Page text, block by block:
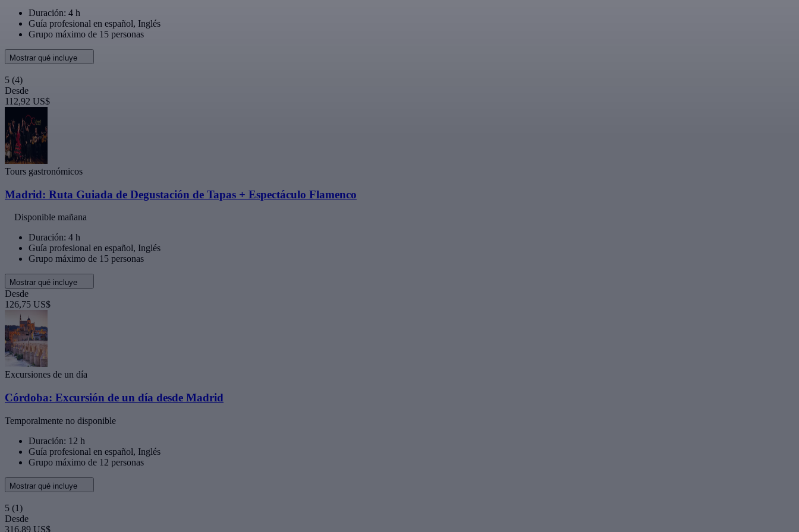
Duración: 4 h
Guía profesional en español, Inglés
Grupo máximo de 15 personas
Mostrar qué incluye
5 (4)
Desde
112,92 US$
Tours gastronómicos
Madrid: Ruta Guiada de Degustación de Tapas + Espectáculo Flamenco
Disponible mañana
Duración: 4 h
Guía profesional en español, Inglés
Grupo máximo de 15 personas
Mostrar qué incluye
Desde
126,75 US$
Excursiones de un día
Córdoba: Excursión de un día desde Madrid
Temporalmente no disponible
Duración: 12 h
Guía profesional en español, Inglés
Grupo máximo de 12 personas
Mostrar qué incluye
5 (1)
Desde
316,89 US$